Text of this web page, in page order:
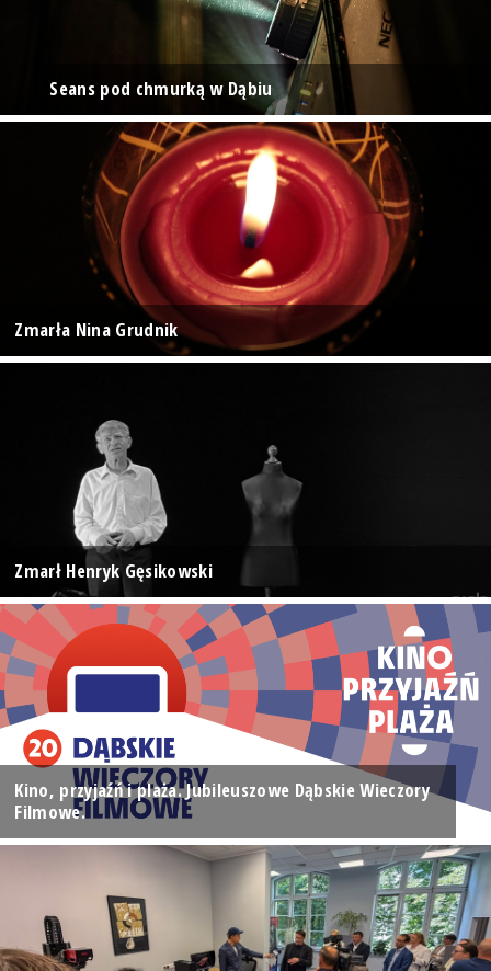
Seans pod chmurką w Dąbiu
Zmarła Nina Grudnik
Zmarł Henryk Gęsikowski
Kino, przyjaźń i plaża. Jubileuszowe Dąbskie Wieczory
Filmowe.